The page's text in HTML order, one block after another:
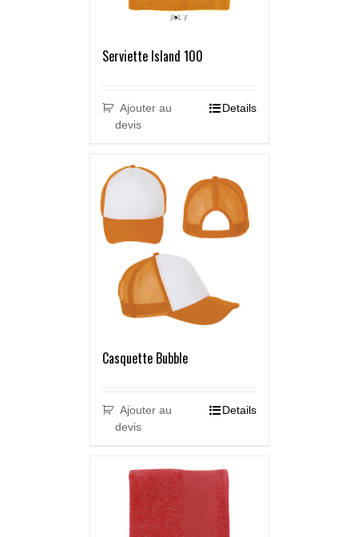
Serviette Island 100
Ajouter au
devis
Details
Casquette Bubble
Ajouter au
devis
Details